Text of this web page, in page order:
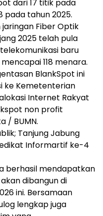
dari 17 titik pada
pada tahun 2025.
Fiber Optik
2025 telah pula
baru
118 menara.
BlankSpot ini
ke Kemetenterian
Internet Rakyat
non profit
/ BUMN.
Tanjung Jabung
Informartif ke-4
berhasil mendapatkan
dibangun di
ini. Bersamaan
lengkap juga